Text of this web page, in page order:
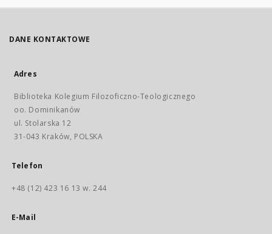
DANE KONTAKTOWE
Adres
Biblioteka Kolegium Filozoficzno-Teologicznego
oo. Dominikanów
ul. Stolarska 12
31-043 Kraków, POLSKA
Telefon
+48 (12) 423 16 13 w. 244
E-Mail